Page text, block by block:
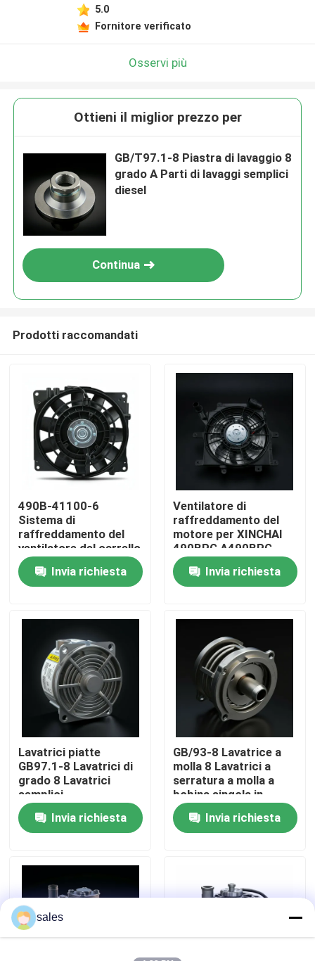
Casa.
Video
Su di noi
Visita alla fabbrica
Controllo della qualità
Contattaci
Chiedi un preventivo
Assemblaggio del motore
5.0
Fornitore verificato
Osservi più
Ottieni il miglior prezzo per
GB/T97.1-8 Piastra di lavaggio 8
grado A Parti di lavaggi semplici
diesel
Continua
Prodotti raccomandati
490B-41100-6
Sistema di
raffreddamento del
ventilatore del carrello
elevatore
Invia richiesta
Ventilatore di
raffreddamento del
motore per XINCHAI
490BPG A490BPG
C490BPG
Invia richiesta
Lavatrici piatte
GB97.1-8 Lavatrici di
grado 8 Lavatrici
semplici
Invia richiesta
GB/93-8 Lavatrice a
molla 8 Lavatrici a
serratura a molla a
bobina singola in
acciaio inossidabile
Invia richiesta
sales